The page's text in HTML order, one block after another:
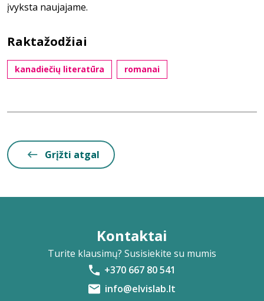
įvyksta naujajame.
Raktažodžiai
kanadiečių literatūra romanai
Grįžti atgal
Kontaktai
Turite klausimų? Susisiekite su mumis
+370 667 80 541
info@elvislab.lt